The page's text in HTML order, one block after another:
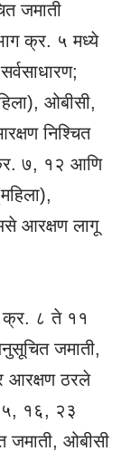
जमाती
क्र. ५ मध्ये
ओबीसी,
निश्चित
७, १२ आणि
आरक्षण लागू
क्र. ८ ते ११
जमाती,
आरक्षण ठरले
१६, २३
ओबीसी